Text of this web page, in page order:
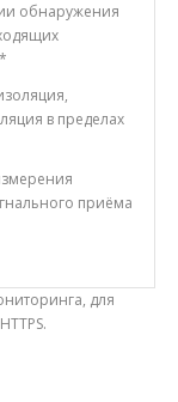
обнаружения
в пределах
приёма
для